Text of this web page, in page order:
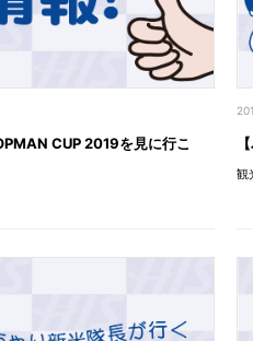
CUP 2019を見に行こ
観